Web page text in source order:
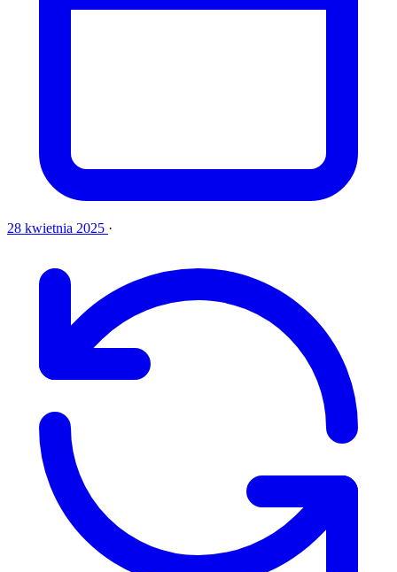
28 kwietnia 2025 ·